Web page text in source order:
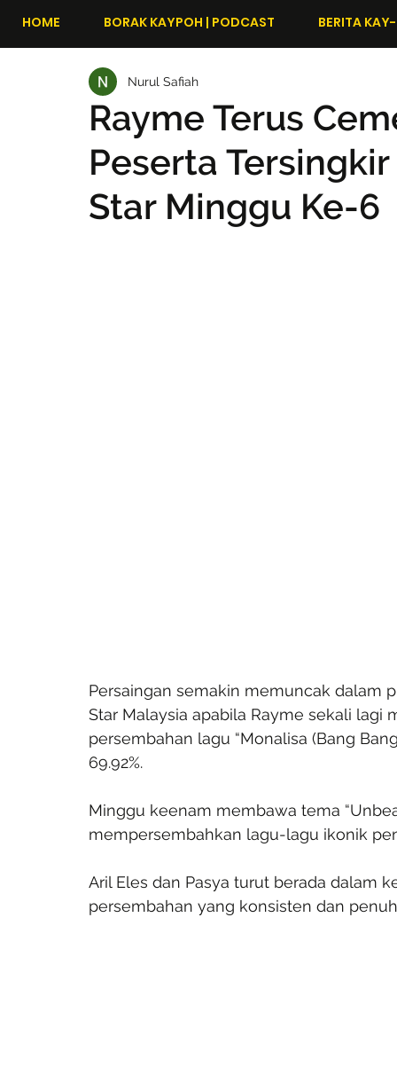
HOME BORAK KAYPOH | PODCAST BERITA
Rayme Terus
Peserta
Star Minggu Ke-6
Nurul Safiah
Persaingan semakin memuncak dalam
Star Malaysia apabila Rayme sekali
persembahan lagu “Monalisa (Bang
69.92%.
Minggu keenam membawa tema
mempersembahkan lagu-lagu ikonik
Aril Eles dan Pasya turut berada dalam
persembahan yang konsisten dan